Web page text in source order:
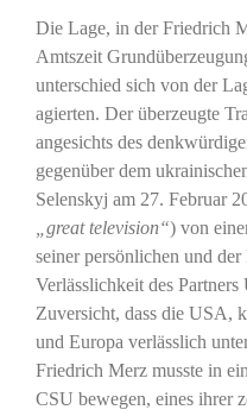
Die Lage, in der Friedrich
Amtszeit
unterschied sich von der
agierten. Der überzeugte
angesichts des
gegenüber dem
Selenskyj am 27. Februar
„great television“) von
seiner persönlichen und
Verlässlichkeit des
Zuversicht, dass die USA,
und Europa verlässlich
Friedrich Merz musste in
CSU bewegen, eines ihrer